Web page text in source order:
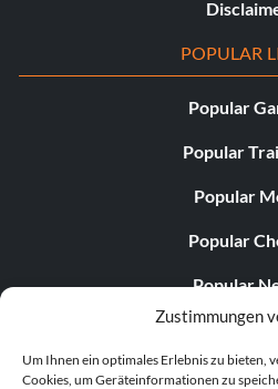
Zustimmungen
Um Ihnen ein optimales Erlebnis zu bieten,
Cookies, um Geräteinformationen zu
POPULAR
Popular
Popular
Popular
Popular
Popular
Popular
Popular Free